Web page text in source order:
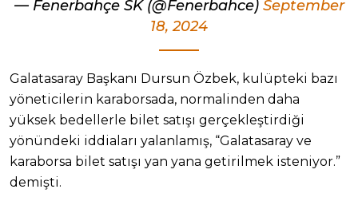
— Fenerbahçe SK (@Fenerbahce) September
18, 2024
Galatasaray Başkanı Dursun Özbek, kulüpteki bazı
yöneticilerin karaborsada, normalinden daha
yüksek bedellerle bilet satışı gerçekleştirdiği
yönündeki iddiaları yalanlamış, “Galatasaray ve
karaborsa bilet satışı yan yana getirilmek isteniyor.”
demişti.